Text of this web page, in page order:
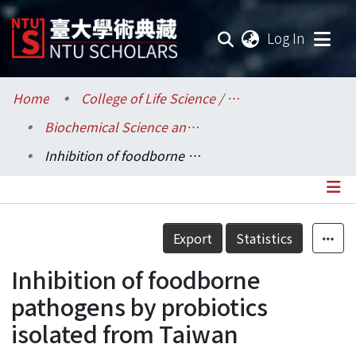
Log In
Communities & Collections
Research Outputs
Statistics
Home
College of Life Science / 生命科學院
Biochemical Science and Technology / 生化科技學系
Inhibition of foodborne pathogens by probiotics isolated from Taiwan
Details
Export Statistics
Inhibition of foodborne
pathogens by probiotics
isolated from Taiwan